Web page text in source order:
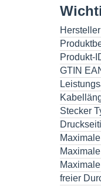
Hersteller
Produkt-
GTIN
Stecker
freier